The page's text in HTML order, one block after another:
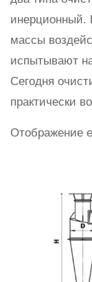
инерционный.
массы
испытывают
Сегодня
практически
Отображение